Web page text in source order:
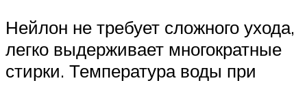
Нейлон не требует сложного ухода,
легко выдерживает многократные
стирки. Температура воды при